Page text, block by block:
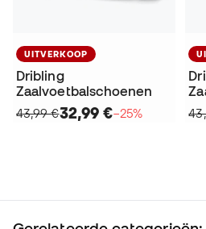
UITVERKOOP
Dribling
Zaalvoetbalschoenen
43,99 €32,99 €−25%